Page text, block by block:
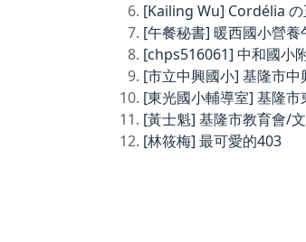
[Kailing Wu] Cordélia
[午餐秘書] 暖西國小營養
[chps516061] 中和國小
[市立中興國小] 基隆市
[東光國小輔導室] 基隆
[黃士魁] 基隆市教育會/
[林筱梅] 最可愛的403